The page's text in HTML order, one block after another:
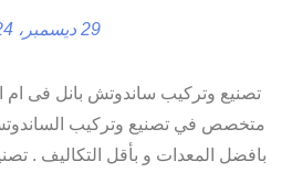
29 ديسمبر، 2024
تصنيع وتركيب ساندوتش بانل فى ام
متخصص في تصنيع وتركيب
بافضل المعدات و بأقل التكاليف .